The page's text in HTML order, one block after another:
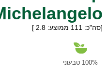
[סה"כ: 111 ממוצע: 2.8
]
100% טבעוני